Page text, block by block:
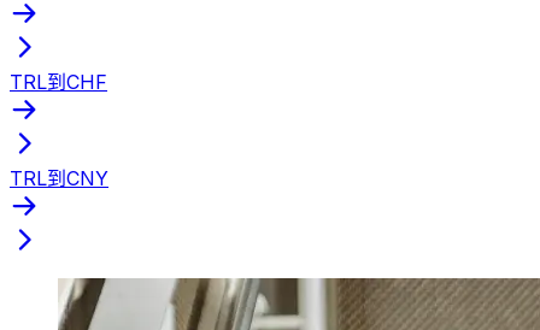
TRL到CHF
TRL到CNY